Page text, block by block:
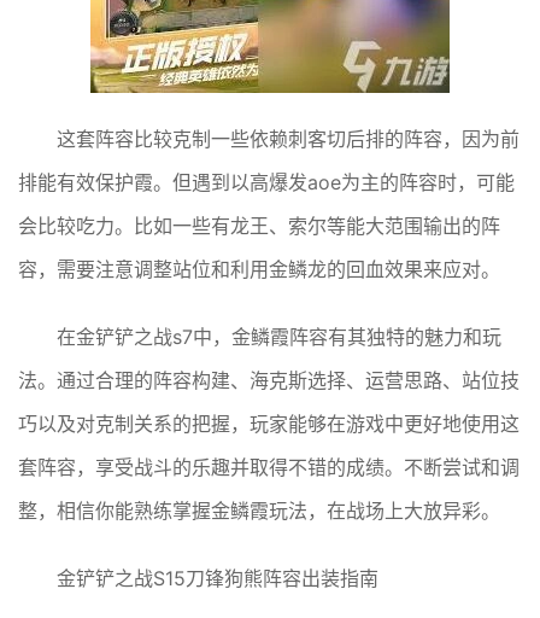
这套阵容比较克制一些依赖刺客切后排的阵容，因为前
排能有效保护霞。但遇到以高爆发aoe为主的阵容时，可能
会比较吃力。比如一些有龙王、索尔等能大范围输出的阵
容，需要注意调整站位和利用金鳞龙的回血效果来应对。
在金铲铲之战s7中，金鳞霞阵容有其独特的魅力和玩
法。通过合理的阵容构建、海克斯选择、运营思路、站位技
巧以及对克制关系的把握，玩家能够在游戏中更好地使用这
套阵容，享受战斗的乐趣并取得不错的成绩。不断尝试和调
整，相信你能熟练掌握金鳞霞玩法，在战场上大放异彩。
金铲铲之战S15刀锋狗熊阵容出装指南